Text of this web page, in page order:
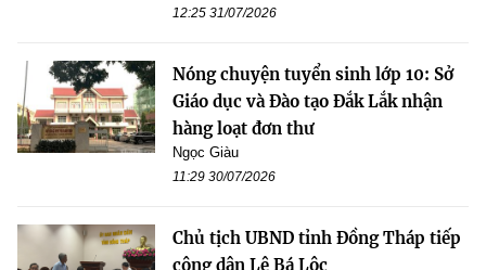
12:25 31/07/2026
Nóng chuyện tuyển sinh lớp 10: Sở
Giáo dục và Đào tạo Đắk Lắk nhận
hàng loạt đơn thư
Ngọc Giàu
11:29 30/07/2026
Chủ tịch UBND tỉnh Đồng Tháp tiếp
công dân Lê Bá Lộc